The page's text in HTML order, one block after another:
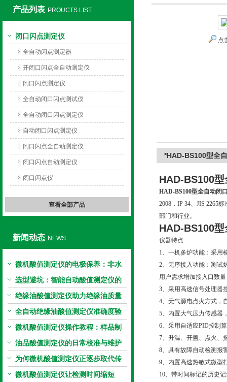
上海旺徐电气有限公司
产品列表 PROUCTS LIST
闭口闪点测定仪
全自动闪点测定器
开闭口闪点全自动测定仪
闭口闪点测定仪
全自动闭口闪点测试仪
全自动闭口闪点测定仪
自动闭口闪点测定仪
闭口闪点全自动测定仪
闭口闪点自动测定仪
闭口闪点仪
查看全部产品
新闻动态 NEWS
微机酸值测定仪的电极保养：非水
电极的清洗与活化方法
选型避坑：智能自动酸值测定仪的
加热功率与萃取时间关系
绝缘油酸值测定仪助力绝缘油质量
把控，降低设备故障
全自动绝缘油酸值测定仪准确度验
证：标准物质标定步骤
微机酸值测定仪操作教程：样品制
备、参数设置与结果解读
油品酸值测定仪的日常校准与维护
流程
为何微机酸值测定仪正逐步取代传
统手动滴定法？
微机酸值测定仪让检测时间缩短
点
*HAD-BS100型全
HAD-BS100
HAD-BS100型全自动闭
2008，IP 34、JIS 2265
部门和行业。
HAD-BS100
仪器特点
1、一机多炉功能：采用
2、无序接入功能：测试
用户需求增加接入口数
3、采用高速信号处理器
4、无气源电点火方式，
5、内置大气压力传感器
6、采用自适应PID控制
7、升温、开盖、点火、
8、具有故障自动检测报
9、内置高速热敏式微型
10、带时间标记的历史